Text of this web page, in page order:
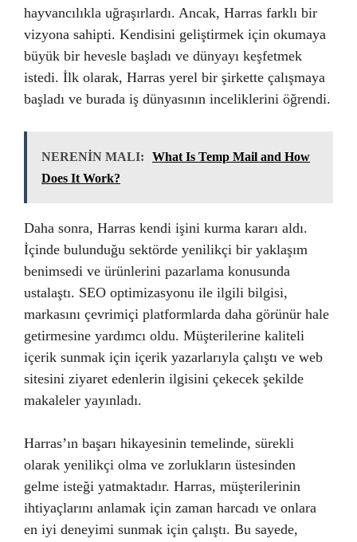
hayvancılıkla uğraşırlardı. Ancak, Harras farklı bir
vizyona sahipti. Kendisini geliştirmek için okumaya
büyük bir hevesle başladı ve dünyayı keşfetmek
istedi. İlk olarak, Harras yerel bir şirkette çalışmaya
başladı ve burada iş dünyasının inceliklerini öğrendi.
NERENİN MALI:
What Is Temp Mail and How
Does It Work?
Daha sonra, Harras kendi işini kurma kararı aldı.
İçinde bulunduğu sektörde yenilikçi bir yaklaşım
benimsedi ve ürünlerini pazarlama konusunda
ustalaştı. SEO optimizasyonu ile ilgili bilgisi,
markasını çevrimiçi platformlarda daha görünür hale
getirmesine yardımcı oldu. Müşterilerine kaliteli
içerik sunmak için içerik yazarlarıyla çalıştı ve web
sitesini ziyaret edenlerin ilgisini çekecek şekilde
makaleler yayınladı.
Harras’ın başarı hikayesinin temelinde, sürekli
olarak yenilikçi olma ve zorlukların üstesinden
gelme isteği yatmaktadır. Harras, müşterilerinin
ihtiyaçlarını anlamak için zaman harcadı ve onlara
en iyi deneyimi sunmak için çalıştı. Bu sayede,